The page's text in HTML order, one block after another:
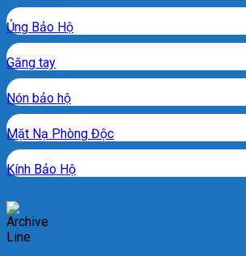
Ủng Bảo Hộ
Găng tay
Nón bảo hộ
Mặt Nạ Phòng Độc
Kính Bảo Hộ